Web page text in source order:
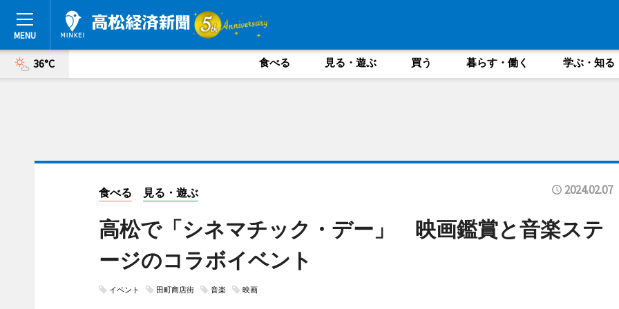
36°C 食べる 見る・遊ぶ 買う 暮らす・働く 学ぶ・知る
食べる 見る・遊ぶ 2024.02.07
高松で「シネマチック・デー」 映画鑑賞と音楽ステ
ージのコラボイベント
イベント 田町商店街 音楽 映画